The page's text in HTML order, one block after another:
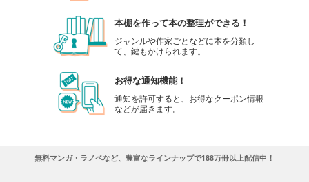
本棚を作って本の整理ができる！
ジャンルや作家ごとなどに本を分類し
て、鍵もかけられます。
お得な通知機能！
通知を許可すると、お得なクーポン情報
などが届きます。
無料マンガ・ラノベなど、豊富なラインナップで188万冊以上配信中！